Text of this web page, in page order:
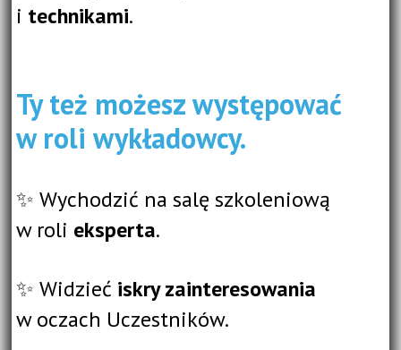
i technikami.
Ty też możesz występować
w roli wykładowcy.
✨ Wychodzić na salę szkoleniową
w roli eksperta.
✨ Widzieć iskry zainteresowania
w oczach Uczestników.